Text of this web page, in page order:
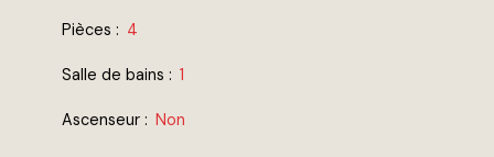
Pièces : 4
Salle de bains : 1
Ascenseur : Non